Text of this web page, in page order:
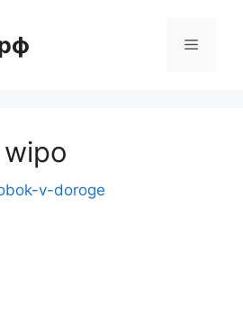
Меню
v-doroge